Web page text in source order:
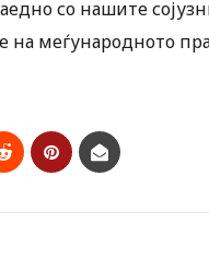
со нашите
меѓународното